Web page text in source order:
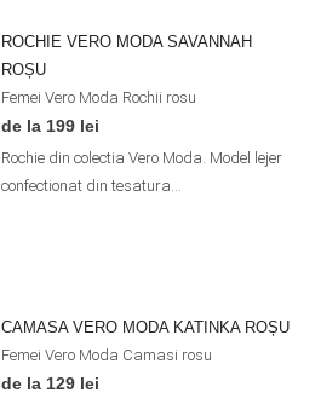
ROCHIE VERO MODA SAVANNAH
ROȘU
Femei Vero Moda Rochii rosu
de la 199 lei
Rochie din colectia Vero Moda. Model lejer
confectionat din tesatura...
CAMASA VERO MODA KATINKA ROȘU
Femei Vero Moda Camasi rosu
de la 129 lei